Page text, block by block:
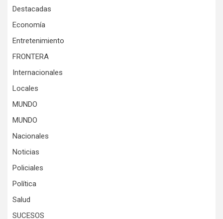
Destacadas
Economía
Entretenimiento
FRONTERA
Internacionales
Locales
MUNDO
MUNDO
Nacionales
Noticias
Policiales
Política
Salud
SUCESOS